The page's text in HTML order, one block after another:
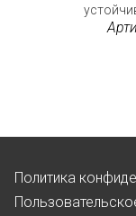
Политика